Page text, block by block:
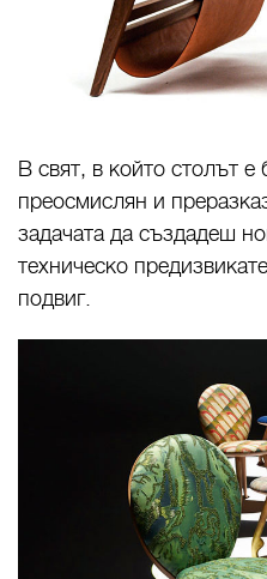
В свят, в който столът е
преосмислян и
задачата да създадеш
техническо
подвиг.